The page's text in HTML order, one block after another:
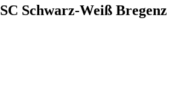
SC Schwarz-Weiß Bregenz